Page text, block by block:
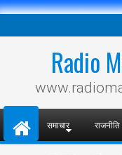
Radio
समाचार राजनीति